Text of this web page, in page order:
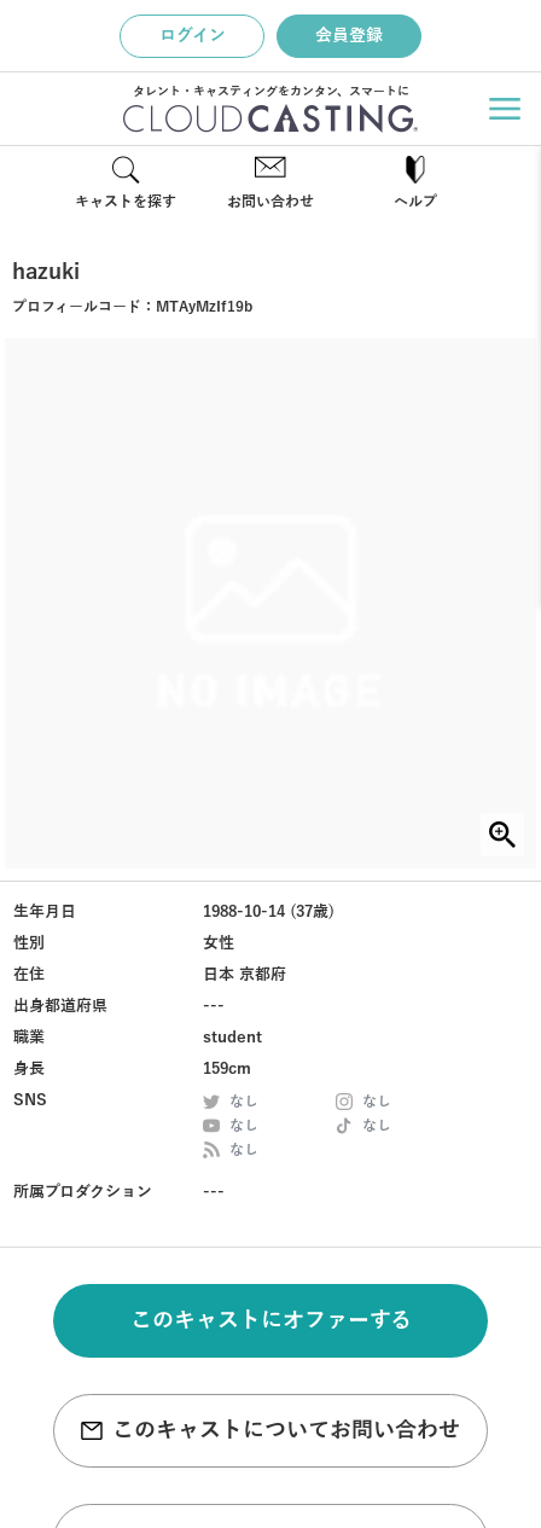
ログイン 会員登録
タレント・キャスティングをカンタン、スマートに
キャストを探す お問い合わせ ヘルプ
hazuki
プロフィールコード： MTAyMzIf19b
生年月日
1988-10-14 (37歳)
性別
女性
在住
日本 京都府
出身都道府県
---
職業
student
身長
159cm
SNS
なし
なし
なし
なし
なし
所属プロダクション ---
このキャストにオファーする
このキャストについてお問い合わせ